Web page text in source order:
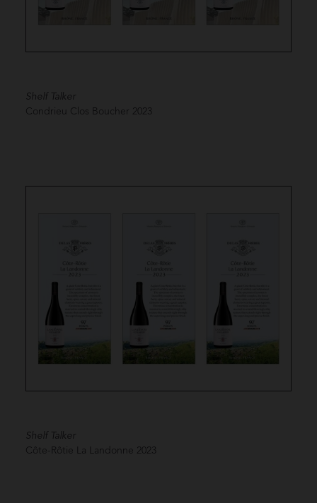
Shelf Talker
Condrieu Clos Boucher 2023
Shelf Talker
Côte-Rôtie La Landonne 2023